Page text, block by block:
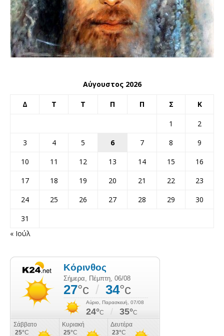
Αύγουστος 2026
Δ Τ Τ Π Π Σ Κ
1
2
3
4 5 6 7 8
9
10
11 12 13 14 15
16
17
18 19 20 21 22
23
24
25 26 27 28 29
30
31
« Ιούλ